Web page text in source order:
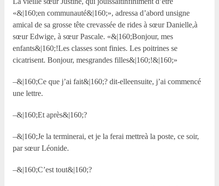
«&|160;en communauté&|160;», adressa d’abord unsigne
amical de sa grosse tête crevassée de rides à sœur Danielle,à
sœur Edwige, à sœur Pascale. «&|160;Bonjour, mes
enfants&|160;!Les classes sont finies. Les poitrines se
cicatrisent. Bonjour, mesgrandes filles&|160;!&|160;»
–&|160;Ce que j’ai fait&|160;? dit-elleensuite, j’ai commencé
une lettre.
–&|160;Et après&|160;?
–&|160;Je la terminerai, et je la ferai mettreà la poste, ce soir,
par sœur Léonide.
–&|160;C’est tout&|160;?